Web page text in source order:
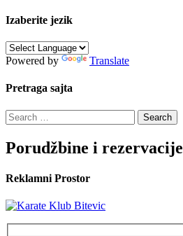
Izaberite jezik
Powered by Translate
Pretraga sajta
Search
for:
Porudžbine i rezervacije
Reklamni Prostor